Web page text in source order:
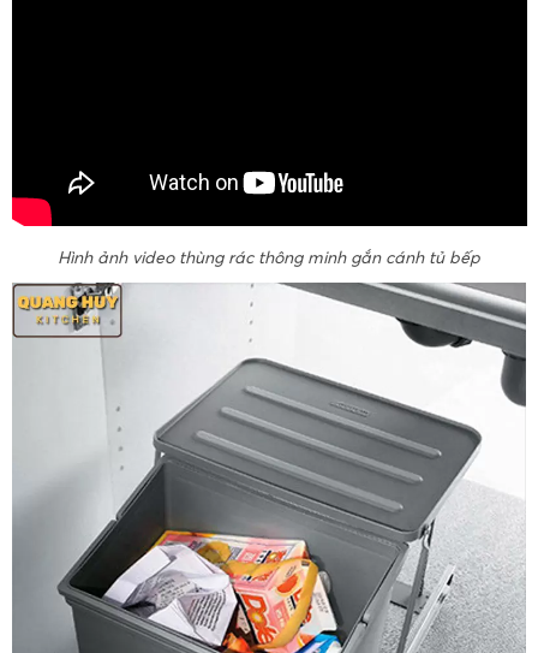
Hình ảnh video thùng rác thông minh gắn cánh tủ bếp